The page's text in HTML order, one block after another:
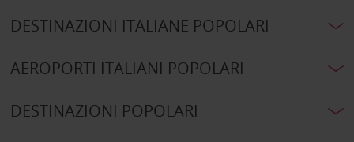
DESTINAZIONI ITALIANE POPOLARI
AEROPORTI ITALIANI POPOLARI
DESTINAZIONI POPOLARI